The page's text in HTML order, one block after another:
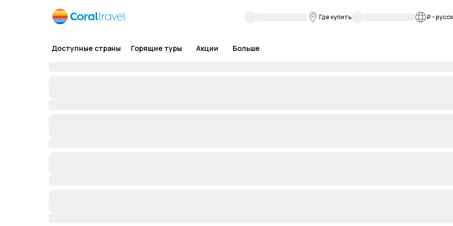
Где купить ₽-
Доступные страны Горящие туры Акции Больше